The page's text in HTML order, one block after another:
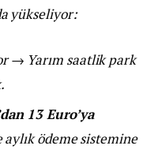
yükseliyor:
→ Yarım saatlik park
13 Euro’ya
aylık ödeme sistemine